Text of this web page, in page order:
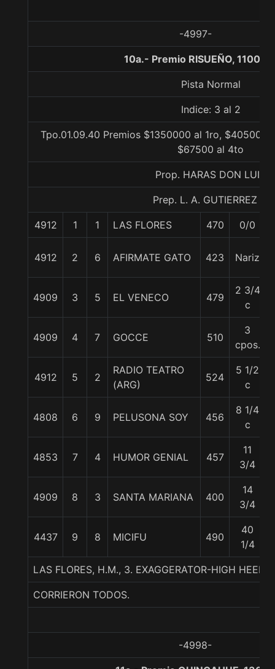
-4997-
10a.- Premio RISUEÑO, 1100
Pista Normal
Indice: 3 al 2
Tpo.01.09.40 Premios $1350000 al 1ro, $405000
$67500 al 4to
Prop. HARAS DON LUIS
Prep. L. A. GUTIERREZ P.
4912 1 1 LAS FLORES 470 0/0
4912 2 6 AFIRMATE GATO 423 Nariz
4909 3 5 EL VENECO 479
2 3/4
c
4909 4 7 GOCCE 510
3
cpos.
4912 5 2
RADIO TEATRO
(ARG)
524
5 1/2
c
4808 6 9 PELUSONA SOY 456
8 1/4
c
4853 7 4 HUMOR GENIAL 457
11
3/4
4909 8 3 SANTA MARIANA 400
14
3/4
4437 9 8 MICIFU 490
40
1/4
LAS FLORES, H.M., 3. EXAGGERATOR-HIGH HEEL
CORRIERON TODOS.
-4998-